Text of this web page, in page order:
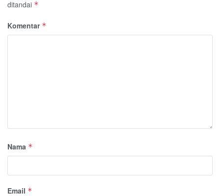
ditandai *
Komentar *
Nama *
Email *